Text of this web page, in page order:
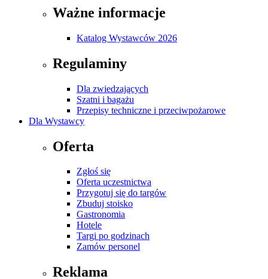
Ważne informacje
Katalog Wystawców 2026
Regulaminy
Dla zwiedzających
Szatni i bagażu
Przepisy techniczne i przeciwpożarowe
Dla Wystawcy
Oferta
Zgłoś się
Oferta uczestnictwa
Przygotuj się do targów
Zbuduj stoisko
Gastronomia
Hotele
Targi po godzinach
Zamów personel
Reklama